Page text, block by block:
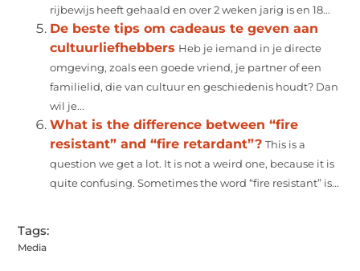
rijbewijs heeft gehaald en over 2 weken jarig is en 18...
De beste tips om cadeaus te geven aan
cultuurliefhebbers Heb je iemand in je directe
omgeving, zoals een goede vriend, je partner of een
familielid, die van cultuur en geschiedenis houdt? Dan
wil je...
What is the difference between “fire
resistant” and “fire retardant”? This is a
question we get a lot. It is not a weird one, because it is
quite confusing. Sometimes the word “fire resistant” is...
Tags:
Media